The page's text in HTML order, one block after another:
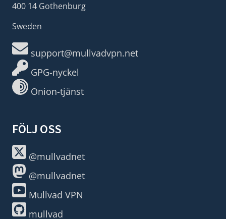
400 14 Gothenburg
Sweden
support@mullvadvpn.net
GPG-nyckel
Onion-tjänst
FÖLJ OSS
@mullvadnet
@mullvadnet
Mullvad VPN
mullvad